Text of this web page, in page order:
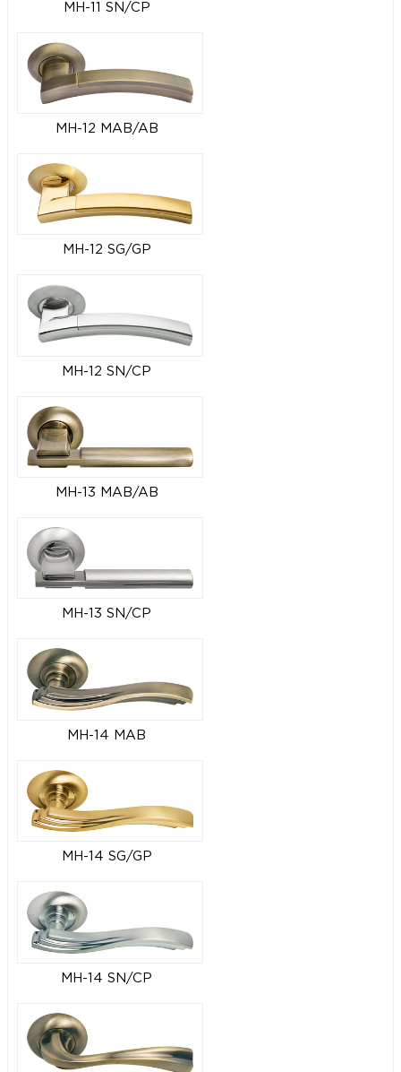
MH-11 SN/CP
MH-12 MAB/AB
MH-12 SG/GP
MH-12 SN/CP
MH-13 MAB/AB
MH-13 SN/CP
MH-14 MAB
MH-14 SG/GP
MH-14 SN/CP